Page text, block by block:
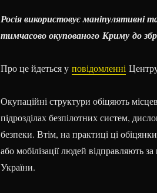
Росія використовує маніпулятивні
тимчасово окупованого Криму до
Про це йдеться у повідомленні
Окупаційні структури обіцяють
підрозділах безпілотних систем,
безпеки. Втім, на практиці ці
або мобілізації людей відправляють
України.